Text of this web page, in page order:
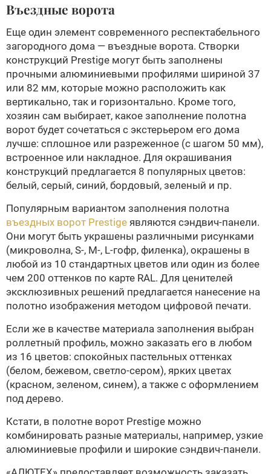
Въездные ворота
Еще один элемент современного респектабельного
загородного дома — въездные ворота. Створки
конструкций Prestige могут быть заполнены
прочными алюминиевыми профилями шириной 37
или 82 мм, которые можно расположить как
вертикально, так и горизонтально. Кроме того,
хозяин сам выбирает, какое заполнение полотна
ворот будет сочетаться с экстерьером его дома
лучше: сплошное или разреженное (с шагом 50 мм),
встроенное или накладное. Для окрашивания
конструкций предлагается 8 популярных цветов:
белый, серый, синий, бордовый, зеленый и пр.
Популярным вариантом заполнения полотна
въездных ворот Prestige являются сэндвич-панели.
Они могут быть украшены различными рисунками
(микроволна, S-, M-, L-гофр, филенка), окрашены в
любой из 10 стандартных цветов или один из более
чем 200 оттенков по карте RAL. Для ценителей
эксклюзивных решений предлагается нанесение на
полотно изображения методом цифровой печати.
Если же в качестве материала заполнения выбран
роллетный профиль, можно заказать его в любом
из 16 цветов: спокойных пастельных оттенках
(белом, бежевом, светло-сером), ярких цветах
(красном, зеленом, синем), а также с оформлением
под дерево.
Кстати, в полотне ворот Prestige можно
комбинировать разные материалы, например, узкие
алюминиевые профили и широкие сэндвич-панели.